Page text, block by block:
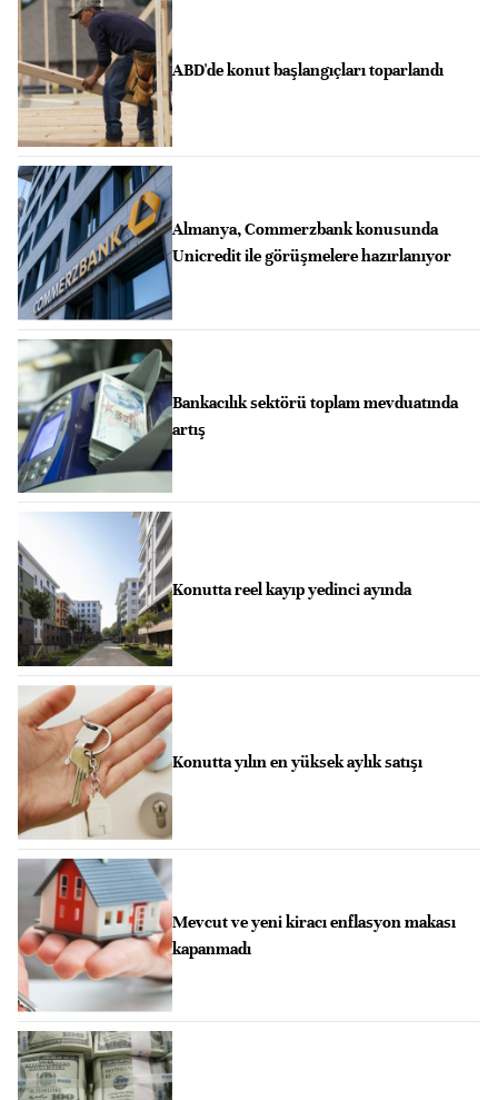
ABD'de konut başlangıçları toparlandı
Almanya, Commerzbank konusunda
Unicredit ile görüşmelere hazırlanıyor
Bankacılık sektörü toplam mevduatında
artış
Konutta reel kayıp yedinci ayında
Konutta yılın en yüksek aylık satışı
Mevcut ve yeni kiracı enflasyon makası
kapanmadı